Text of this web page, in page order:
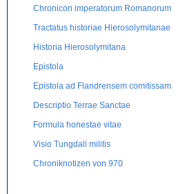
Chronicon imperatorum Romanorum
Tractatus historiae Hierosolymitanae
Historia Hierosolymitana
Epistola
Epistola ad Flandrensem comitissam
Descriptio Terrae Sanctae
Formula honestae vitae
Visio Tungdali militis
Chroniknotizen von 970